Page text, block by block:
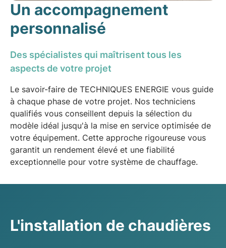
Un accompagnement
personnalisé
Des spécialistes qui maîtrisent tous les
aspects de votre projet
Le savoir-faire de TECHNIQUES ENERGIE vous guide
à chaque phase de votre projet. Nos techniciens
qualifiés vous conseillent depuis la sélection du
modèle idéal jusqu'à la mise en service optimisée de
votre équipement. Cette approche rigoureuse vous
garantit un rendement élevé et une fiabilité
exceptionnelle pour votre système de chauffage.
L'installation de chaudières